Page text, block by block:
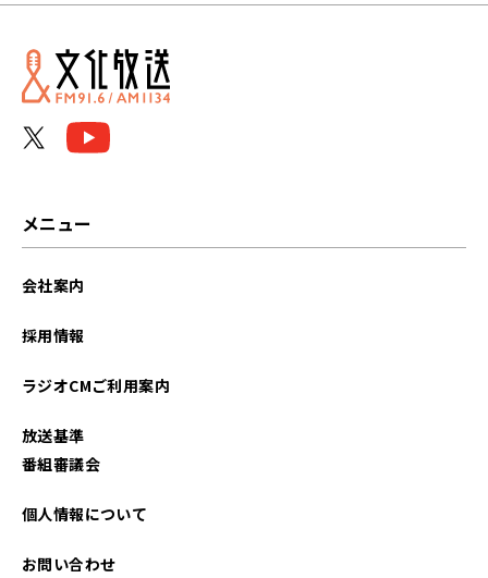
2026年03月
2025年12月
2024年07月
メニュー
会社案内
採用情報
ラジオCMご利用案内
放送基準
番組審議会
個人情報について
お問い合わせ